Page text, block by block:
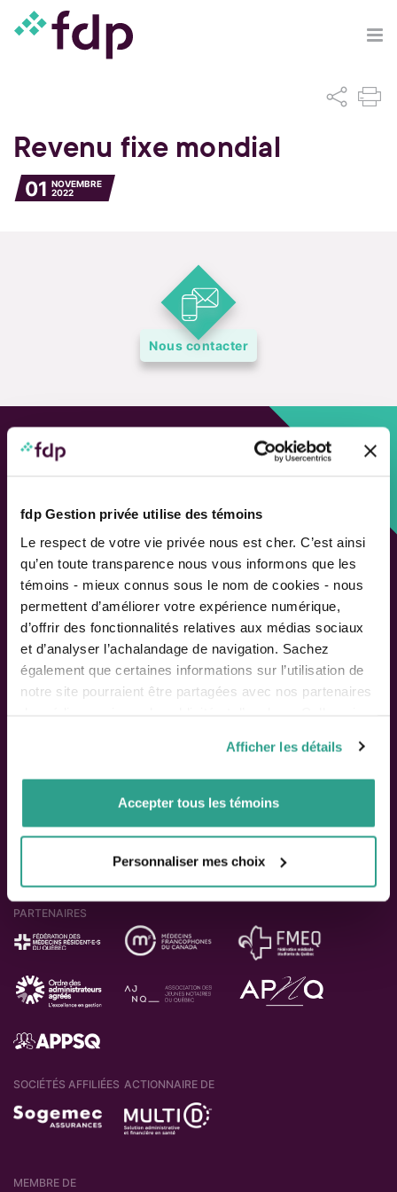
fdp Gestion privée utilise des témoins
Le respect de votre vie privée nous est cher. C’est ainsi
qu’en toute transparence nous vous informons que les
témoins - mieux connus sous le nom de cookies - nous
permettent d’améliorer votre expérience numérique,
d’offrir des fonctionnalités relatives aux médias sociaux
et d’analyser l’achalandage de navigation. Sachez
également que certaines informations sur l’utilisation de
notre site pourraient être partagées avec nos partenaires
vous leur auriez fournies ou qu’ils auraient collectées lors
de votre utilisation de leurs services.
Afficher les détails
Accepter tous les témoins
Personnaliser mes choix
Revenu fixe mondial
01 NOVEMBRE
2022
Nous contacter
Approche personnalisée,
LIENS RAPIDES
Outils de rendement
Calcul de performance
Publications
Parler à un conseiller
Suivez-nous
PARTENAIRES
SOCIÉTÉS AFFILIÉES ACTIONNAIRE DE
MEMBRE DE